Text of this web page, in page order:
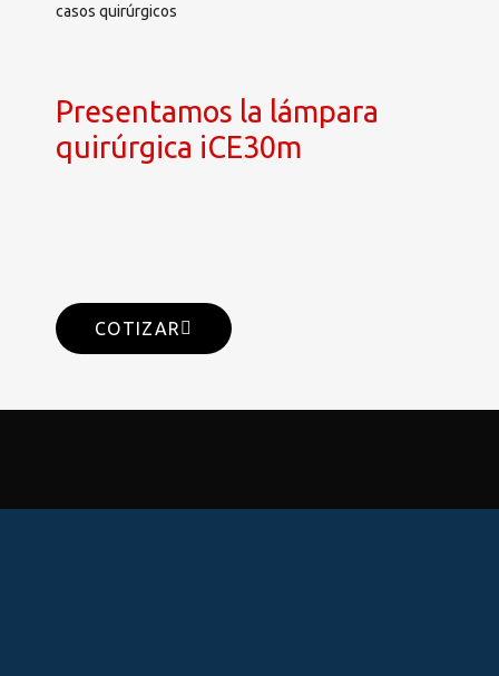
casos quirúrgicos
Presentamos la lámpara
quirúrgica iCE30m
COTIZAR